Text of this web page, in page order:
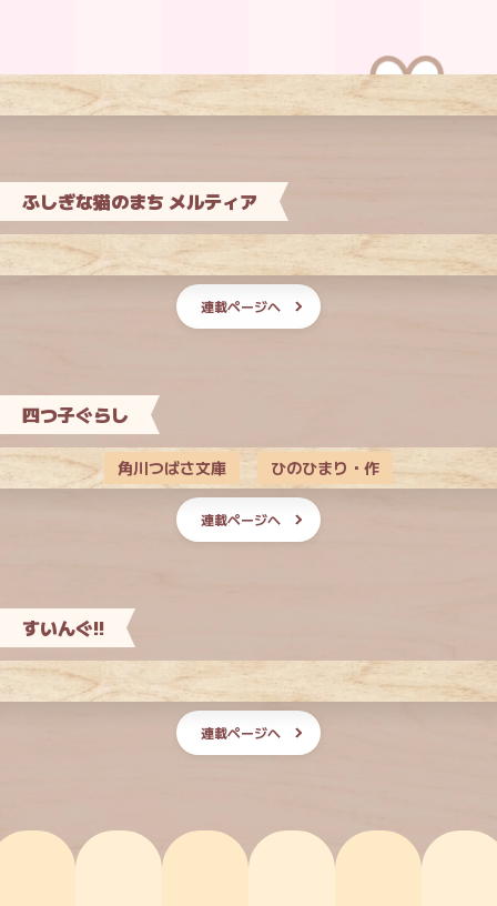
ふしぎな猫のまち メルティア
連載ページへ
四つ子ぐらし
角川つばさ文庫 ひのひまり・作
連載ページへ
すいんぐ!!
連載ページへ